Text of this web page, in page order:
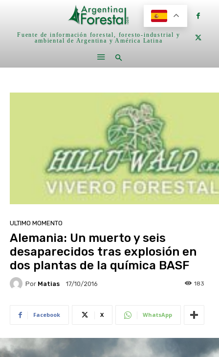
Fuente de información forestal, foresto-industrial y
ambiental de Argentina y América Latina
ULTIMO MOMENTO
Alemania: Un muerto y seis
desaparecidos tras explosión en
dos plantas de la química BASF
Por Matias 17/10/2016 183
Facebook X WhatsApp